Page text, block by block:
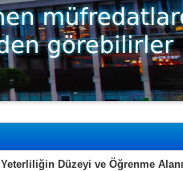
Yeterliliğin Düzeyi ve Öğrenme Alanı